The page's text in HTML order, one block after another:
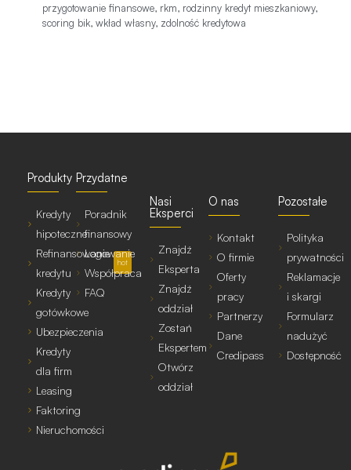
przygotowanie finansowe, rkm, rodzinny kredyt mieszkaniowy,
scoring bik, wkład własny, zdolność kredytowa
Produkty
Kredyty
hipoteczne
Refinansowanie
kredytu
hot
Kredyty
gotówkowe
Ubezpieczenia
Kredyty
dla firm
Leasing
Faktoring
Nieruchomości
Przydatne
Poradnik
finansowy
Logowanie
Współpraca
FAQ
Nasi
Eksperci
Znajdź
Eksperta
Znajdź
oddział
Zostań
Ekspertem
Otwórz
oddział
O nas
Kontakt
O firmie
Oferty
pracy
Partnerzy
Dane
Credipass
Pozostałe
Polityka
prywatności
Reklamacje
i skargi
Formularz
nadużyć
Dostępność